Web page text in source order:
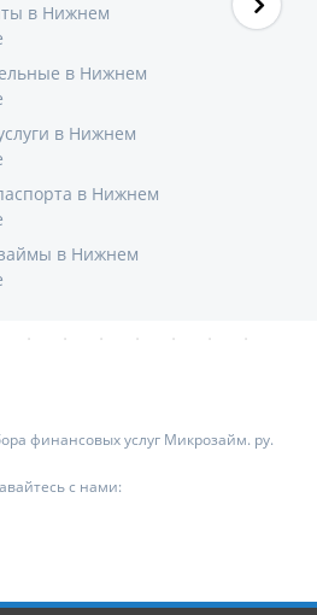
в Нижнем
в Нижнем
в Нижнем
в Нижнем
в Нижнем
финансовых услуг Микрозайм. ру.
с нами: